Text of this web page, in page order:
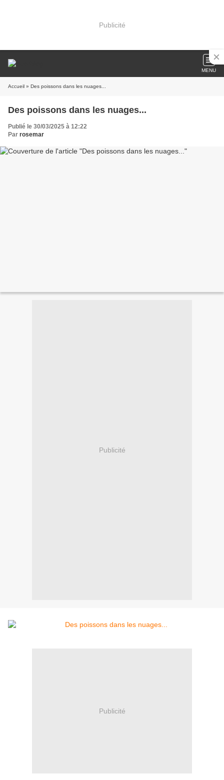
Publicité
MENU
Accueil » Des poissons dans les nuages...
Des poissons dans les nuages...
Publié le 30/03/2025 à 12:22
Par rosemar
Publicité
Publicité